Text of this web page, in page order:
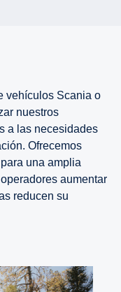
vehículos Scania o
nuestros
a las necesidades
Ofrecemos
una amplia
aumentar
reducen su